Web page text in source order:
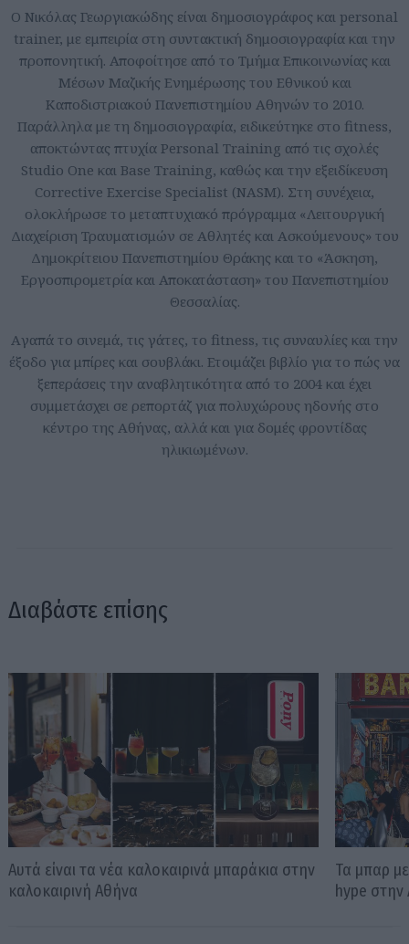
Ο Νικόλας Γεωργιακώδης είναι δημοσιογράφος και personal
trainer, με εμπειρία στη συντακτική δημοσιογραφία και την
προπονητική. Αποφοίτησε από το Τμήμα Επικοινωνίας και
Μέσων Μαζικής Ενημέρωσης του Εθνικού και
Καποδιστριακού Πανεπιστημίου Αθηνών το 2010.
Παράλληλα με τη δημοσιογραφία, ειδικεύτηκε στο fitness,
αποκτώντας πτυχία Personal Training από τις σχολές
Studio One και Base Training, καθώς και την εξειδίκευση
Corrective Exercise Specialist (NASM). Στη συνέχεια,
ολοκλήρωσε το μεταπτυχιακό πρόγραμμα «Λειτουργική
Διαχείριση Τραυματισμών σε Αθλητές και Ασκούμενους» του
Δημοκρίτειου Πανεπιστημίου Θράκης και το «Άσκηση,
Εργοσπιρομετρία και Αποκατάσταση» του Πανεπιστημίου
Θεσσαλίας.
Aγαπά το σινεμά, τις γάτες, το fitness, τις συναυλίες και την
έξοδο για μπίρες και σουβλάκι. Ετοιμάζει βιβλίο για το πώς να
ξεπεράσεις την αναβλητικότητα από το 2004 και έχει
συμμετάσχει σε ρεπορτάζ για πολυχώρους ηδονής στο
κέντρο της Αθήνας, αλλά και για δομές φροντίδας
ηλικιωμένων.
Διαβάστε επίσης
Αυτά είναι τα νέα καλοκαιρινά μπαράκια στην
καλοκαιρινή Αθήνα
Τα μπαρ
hype